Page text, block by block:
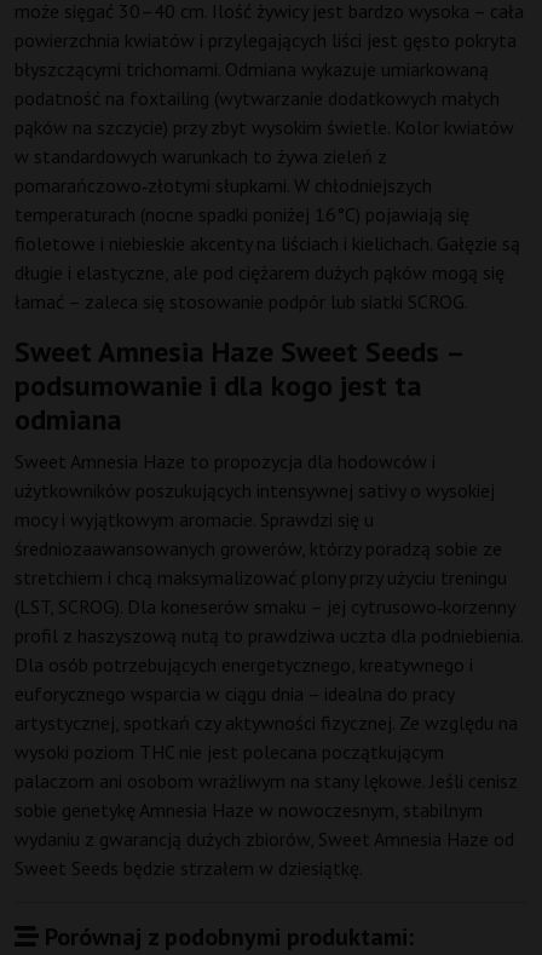
może sięgać 30–40 cm. Ilość żywicy jest bardzo wysoka – cała
powierzchnia kwiatów i przylegających liści jest gęsto pokryta
błyszczącymi trichomami. Odmiana wykazuje umiarkowaną
podatność na foxtailing (wytwarzanie dodatkowych małych
pąków na szczycie) przy zbyt wysokim świetle. Kolor kwiatów
w standardowych warunkach to żywa zieleń z
pomarańczowo‑złotymi słupkami. W chłodniejszych
temperaturach (nocne spadki poniżej 16°C) pojawiają się
fioletowe i niebieskie akcenty na liściach i kielichach. Gałęzie są
długie i elastyczne, ale pod ciężarem dużych pąków mogą się
łamać – zaleca się stosowanie podpór lub siatki SCROG.
Sweet Amnesia Haze Sweet Seeds –
podsumowanie i dla kogo jest ta
odmiana
Sweet Amnesia Haze to propozycja dla hodowców i
użytkowników poszukujących intensywnej sativy o wysokiej
mocy i wyjątkowym aromacie. Sprawdzi się u
średniozaawansowanych growerów, którzy poradzą sobie ze
stretchiem i chcą maksymalizować plony przy użyciu treningu
(LST, SCROG). Dla koneserów smaku – jej cytrusowo‑korzenny
profil z haszyszową nutą to prawdziwa uczta dla podniebienia.
Dla osób potrzebujących energetycznego, kreatywnego i
euforycznego wsparcia w ciągu dnia – idealna do pracy
artystycznej, spotkań czy aktywności fizycznej. Ze względu na
wysoki poziom THC nie jest polecana początkującym
palaczom ani osobom wrażliwym na stany lękowe. Jeśli cenisz
sobie genetykę Amnesia Haze w nowoczesnym, stabilnym
wydaniu z gwarancją dużych zbiorów, Sweet Amnesia Haze od
Sweet Seeds będzie strzałem w dziesiątkę.
Porównaj z podobnymi produktami: